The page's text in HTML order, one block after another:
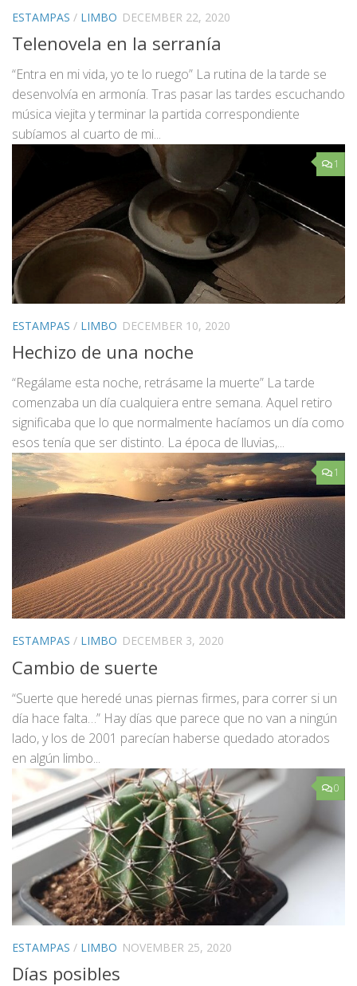
ESTAMPAS / LIMBO DECEMBER 22, 2020
Telenovela en la serranía
“Entra en mi vida, yo te lo ruego” La rutina de la tarde se
desenvolvía en armonía. Tras pasar las tardes escuchando
música viejita y terminar la partida correspondiente
subíamos al cuarto de mi...
1
ESTAMPAS / LIMBO DECEMBER 10, 2020
Hechizo de una noche
“Regálame esta noche, retrásame la muerte” La tarde
comenzaba un día cualquiera entre semana. Aquel retiro
significaba que lo que normalmente hacíamos un día como
esos tenía que ser distinto. La época de lluvias,...
1
ESTAMPAS / LIMBO DECEMBER 3, 2020
Cambio de suerte
“Suerte que heredé unas piernas firmes, para correr si un
día hace falta…” Hay días que parece que no van a ningún
lado, y los de 2001 parecían haberse quedado atorados
en algún limbo...
0
ESTAMPAS / LIMBO NOVEMBER 25, 2020
Días posibles